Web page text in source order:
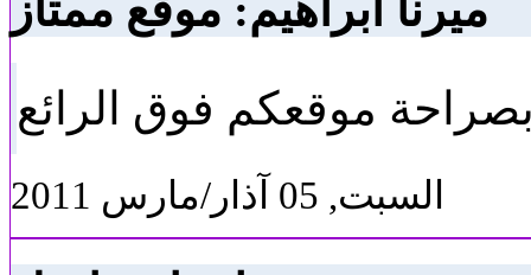
ميرنا ابراهيم: موقع ممتاز
موقعكم فوق الرائع
السبت, 05 آذار/مارس 2011